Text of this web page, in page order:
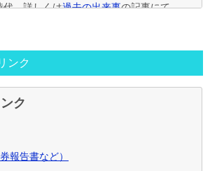
代。詳しくは過去の出来事の記事にて
ｺﾂｺﾂ長期間、実践して利益を積上げて行
円ずつ増やす目標。
きく上回り500万円の大損分を取り戻す
調に増えたのでIPO投資資金を500万円
ｶﾝﾀﾞﾘｰ･ﾛﾎﾞｱﾄﾞﾊﾞｲｻﾞｰ･ｿｰｼｬﾙﾚﾝﾃﾞｨﾝｸﾞ･暴
ンク
ク
報告書など）